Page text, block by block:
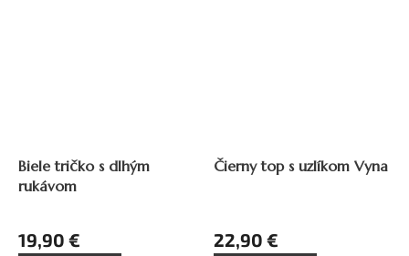
Biele tričko s dlhým
rukávom
19,90 €
Čierny top s uzlíkom Vyna
22,90 €